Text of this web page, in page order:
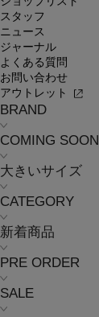
スタッフ
ニュース
ジャーナル
よくある質問
お問い合わせ
アウトレット
BRAND
COMING SOON
大きいサイズ
CATEGORY
新着商品
PRE ORDER
SALE